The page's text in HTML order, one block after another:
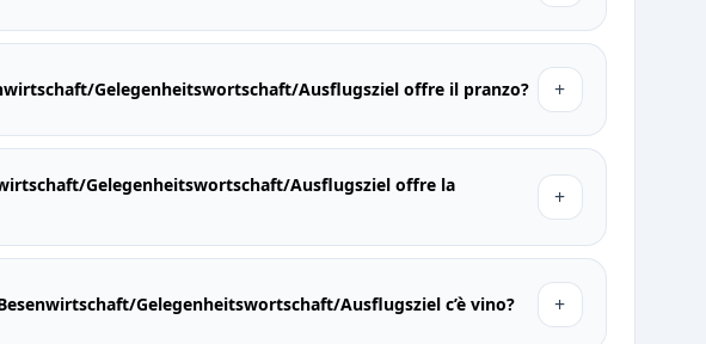
Gelegenheitswortschaft/Ausflugsziel offre il pranzo? +
Gelegenheitswortschaft/Ausflugsziel offre la
+
Gelegenheitswortschaft/Ausflugsziel c’è vino? +